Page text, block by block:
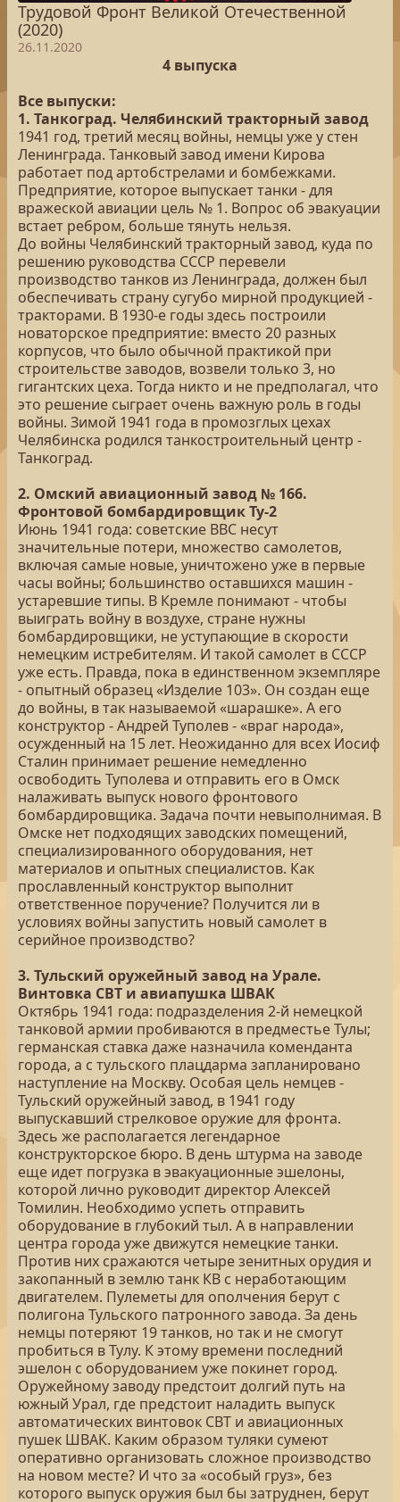
Трудовой Фронт Великой Отечественной
(2020)
26.11.2020
4 выпуска
Все выпуски:
1. Танкоград. Челябинский тракторный завод
1941 год, третий месяц войны, немцы уже у стен
Ленинграда. Танковый завод имени Кирова
работает под артобстрелами и бомбежками.
Предприятие, которое выпускает танки - для
вражеской авиации цель № 1. Вопрос об эвакуации
встает ребром, больше тянуть нельзя.
До войны Челябинский тракторный завод, куда по
решению руководства СССР перевели
производство танков из Ленинграда, должен был
обеспечивать страну сугубо мирной продукцией -
тракторами. В 1930-е годы здесь построили
новаторское предприятие: вместо 20 разных
корпусов, что было обычной практикой при
строительстве заводов, возвели только 3, но
гигантских цеха. Тогда никто и не предполагал, что
это решение сыграет очень важную роль в годы
войны. Зимой 1941 года в промозглых цехах
Челябинска родился танкостроительный центр -
Танкоград.
2. Омский авиационный завод № 166.
Фронтовой бомбардировщик Ту-2
Июнь 1941 года: советские ВВС несут
значительные потери, множество самолетов,
включая самые новые, уничтожено уже в первые
часы войны; большинство оставшихся машин -
устаревшие типы. В Кремле понимают - чтобы
выиграть войну в воздухе, стране нужны
бомбардировщики, не уступающие в скорости
немецким истребителям. И такой самолет в СССР
уже есть. Правда, пока в единственном экземпляре
- опытный образец «Изделие 103». Он создан еще
до войны, в так называемой «шарашке». А его
конструктор - Андрей Туполев - «враг народа»,
осужденный на 15 лет. Неожиданно для всех Иосиф
Сталин принимает решение немедленно
освободить Туполева и отправить его в Омск
налаживать выпуск нового фронтового
бомбардировщика. Задача почти невыполнимая. В
Омске нет подходящих заводских помещений,
специализированного оборудования, нет
материалов и опытных специалистов. Как
прославленный конструктор выполнит
ответственное поручение? Получится ли в
условиях войны запустить новый самолет в
серийное производство?
3. Тульский оружейный завод на Урале.
Винтовка СВТ и авиапушка ШВАК
Октябрь 1941 года: подразделения 2-й немецкой
танковой армии пробиваются в предместье Тулы;
германская ставка даже назначила коменданта
города, а с тульского плацдарма запланировано
наступление на Москву. Особая цель немцев -
Тульский оружейный завод, в 1941 году
выпускавший стрелковое оружие для фронта.
Здесь же располагается легендарное
конструкторское бюро. В день штурма на заводе
еще идет погрузка в эвакуационные эшелоны,
которой лично руководит директор Алексей
Томилин. Необходимо успеть отправить
оборудование в глубокий тыл. А в направлении
центра города уже движутся немецкие танки.
Против них сражаются четыре зенитных орудия и
закопанный в землю танк КВ с неработающим
двигателем. Пулеметы для ополчения берут с
полигона Тульского патронного завода. За день
немцы потеряют 19 танков, но так и не смогут
пробиться в Тулу. К этому времени последний
эшелон с оборудованием уже покинет город.
Оружейному заводу предстоит долгий путь на
южный Урал, где предстоит наладить выпуск
автоматических винтовок СВТ и авиационных
пушек ШВАК. Каким образом туляки сумеют
оперативно организовать сложное производство
на новом месте? И что за «особый груз», без
которого выпуск оружия был бы затруднен, берут